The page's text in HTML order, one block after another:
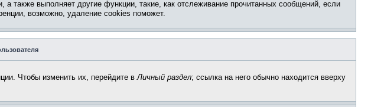
также выполняет другие функции, такие, как отслеживание прочитанных сообщений, если
возможно, удаление cookies поможет.
Чтобы изменить их, перейдите вЛичный раздел; ссылка на него обычно находится вверху